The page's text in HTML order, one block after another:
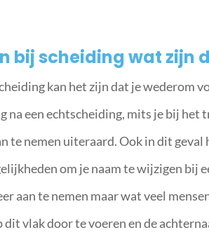
bij scheiding wat zijn
kan het zijn dat je wederom
na een echtscheiding, mits je bij het
te nemen uiteraard. Ook in dit
om je naam te wijzigen bij
aan te nemen maar wat veel
dit vlak door te voeren en de